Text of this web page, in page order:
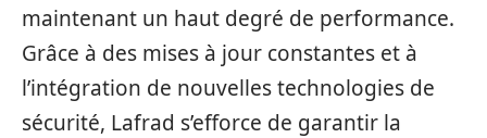
maintenant un haut degré de performance.
Grâce à des mises à jour constantes et à
l’intégration de nouvelles technologies de
sécurité, Lafrad s’efforce de garantir la